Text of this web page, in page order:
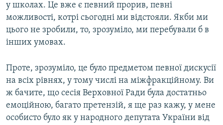
у школах. Це вже є певний прорив, певні
можливості, котрі сьогодні ми відстояли. Якби ми
цього не зробили, то, зрозуміло, ми перебували б в
інших умовах.
Проте, зрозуміло, це було предметом певної дискусії
на всіх рівнях, у тому числі на міжфракційному. Ви
ж бачите, що сесія Верховної Ради була достатньо
емоційною, багато претензій, я ще раз кажу, у мене
особисто було як у народного депутата України від